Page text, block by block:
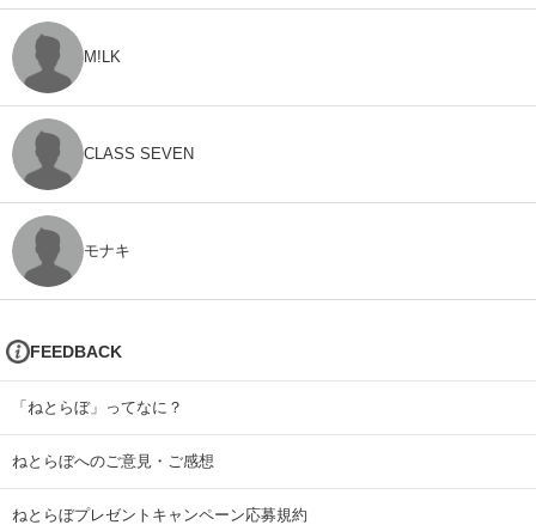
M!LK
CLASS SEVEN
モナキ
FEEDBACK
「ねとらぼ」ってなに？
ねとらぼへのご意見・ご感想
ねとらぼプレゼントキャンペーン応募規約